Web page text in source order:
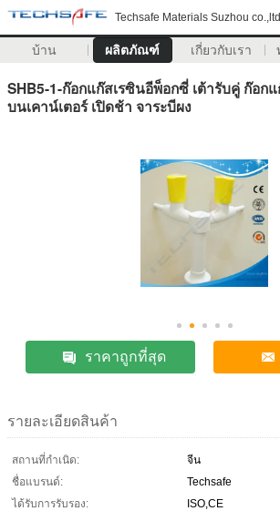
Techsafe Materials Suzhou co.,ltd
บ้าน ผลิตภัณฑ์ เกี่ยวกับเรา
SHB5-1-ก๊อกแก๊สเรซินอีพ็อกซี่ เต้ารับคู่ ก๊อก
บนเคาน์เตอร์ เปิดช้า จาระบีผง
ราคาถูกที่สุด
รายละเอียดสินค้า
สถานที่กำเนิด:
จีน
ชื่อแบรนด์:
Techsafe
ได้รับการรับรอง:
ISO,CE